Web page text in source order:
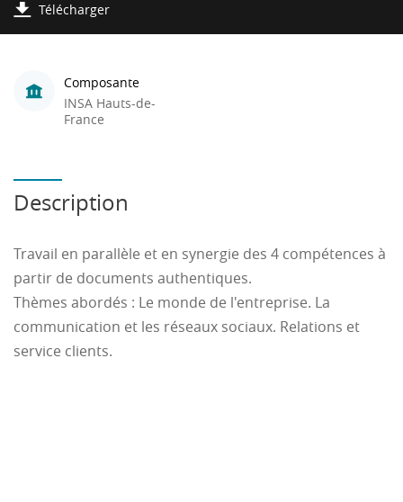
Télécharger
Composante
INSA Hauts-de-
France
Description
Travail en parallèle et en synergie des 4 compétences à
partir de documents authentiques.
Thèmes abordés : Le monde de l'entreprise. La
communication et les réseaux sociaux. Relations et
service clients.